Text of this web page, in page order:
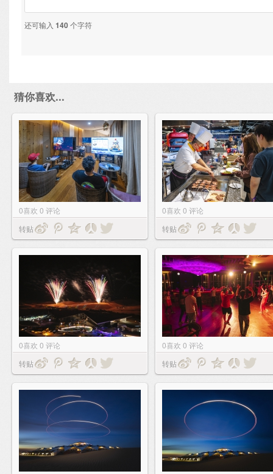
还可输入 140个字符
猜你喜欢...
0喜欢 0 评论
转贴
0喜欢 0 评论
转贴
0喜欢 0 评论
转贴
0喜欢 0 评论
转贴